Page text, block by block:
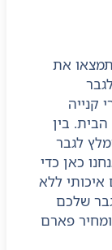
את
קנייה
בין
לגבר
כאן כדי
ללא
שלכם
פארם